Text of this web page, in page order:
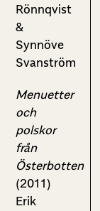
Rönnqvist
&
Synnöve
Svanström
Menuetter
och
polskor
från
Österbotten
(2011)
Erik